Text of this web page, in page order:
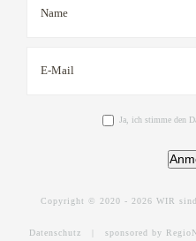
Ja, ich stimme den
Copyright © 2020 - 2026 WIR
Datenschutz sponsored by